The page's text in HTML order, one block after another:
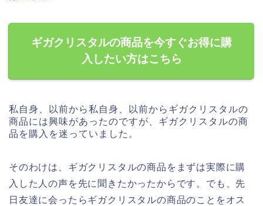
ギガクリスタルの商品を今すぐお得に購
入したい方はこちら
私自身、以前から私自身、以前からギガクリスタルの
商品には興味があったのですが、ギガクリスタルの商
品を購入を迷っていました。
そのわけは、ギガクリスタルの商品をまずは実際に購
入した人の声を先に聞きたかったからです。でも、先
日友達に会ったらギガクリスタルの商品のことをオス